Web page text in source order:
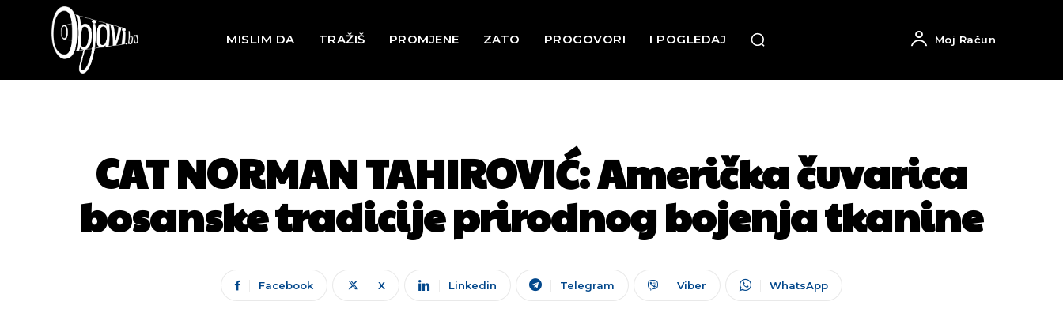
MISLIM DA TRAŽIŠ PROMJENE ZATO PROGOVORI I POGLEDAJ Moj Račun
CAT NORMAN TAHIROVIĆ: Američka čuvarica
bosanske tradicije prirodnog bojenja tkanine
Facebook X Linkedin Telegram Viber WhatsApp